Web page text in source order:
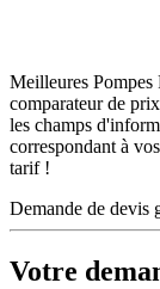
Meilleures Pompes
comparateur de
les champs
correspondant à
tarif !
Demande de devis
Votre